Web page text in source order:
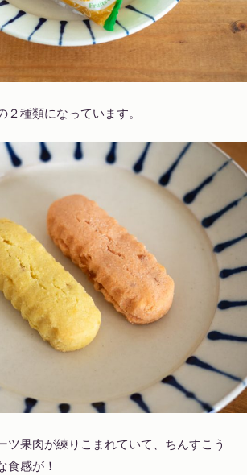
種類になっています。
ツ果肉が練りこまれていて、ちんすこう
食感が！